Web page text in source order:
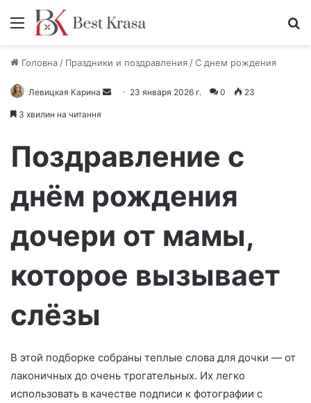
Меню
Головна / Праздники и поздравления /С днем рождения
Левицкая Карина
а
и
т
с
23 января 2026 г. 0 23
3 хвилин на читання
Поздравление с
днём рождения
дочери от мамы,
которое вызывает
слёзы
В этой подборке собраны теплые слова для дочки — от
лаконичных до очень трогательных. Их легко
использовать в качестве подписи к фотографии с